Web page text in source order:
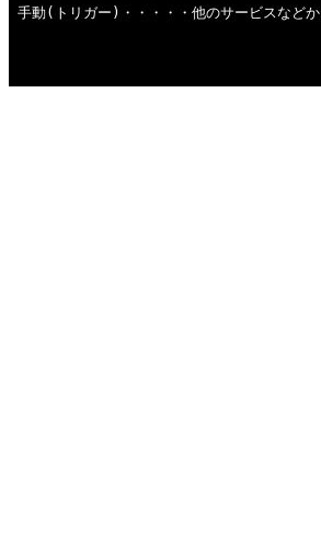
手動(トリガー)・・・・・他のサービスなど